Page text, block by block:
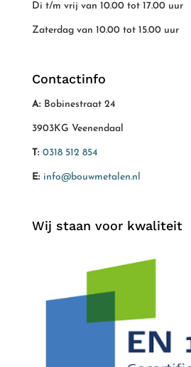
Di t/m vrij van 10.00 tot 17.00 uur
Zaterdag van 10.00 tot 15.00 uur
Contactinfo
A: Bobinestraat 24
3903KG Veenendaal
T: 0318 512 854
E: info@bouwmetalen.nl
Wij staan voor kwaliteit